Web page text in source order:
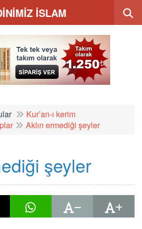
İSLAM
Kur’an-ı kerim
Aklın ermediği şeyler
şeyler